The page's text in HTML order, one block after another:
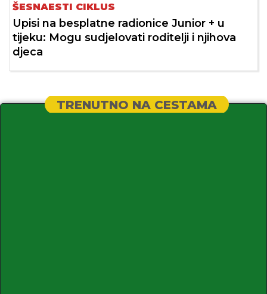
ŠESNAESTI CIKLUS
Upisi na besplatne radionice Junior + u
tijeku: Mogu sudjelovati roditelji i njihova
djeca
TRENUTNO NA CESTAMA